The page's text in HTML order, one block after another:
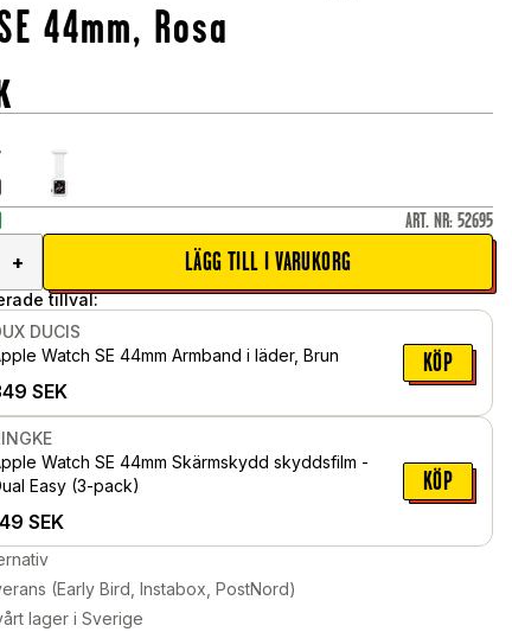
44mm, Rosa
ART. NR: 52695
+ LÄGG TILL I VARUKORG
tillval:
DUCIS
Watch SE 44mm Armband i läder, Brun
SEK
KÖP
Watch SE 44mm Skärmskydd skyddsfilm -
Easy (3-pack)
SEK
KÖP
(Early Bird, Instabox, PostNord)
lager i Sverige